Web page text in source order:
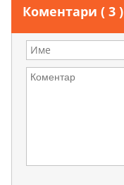
Коментари ( 3 )